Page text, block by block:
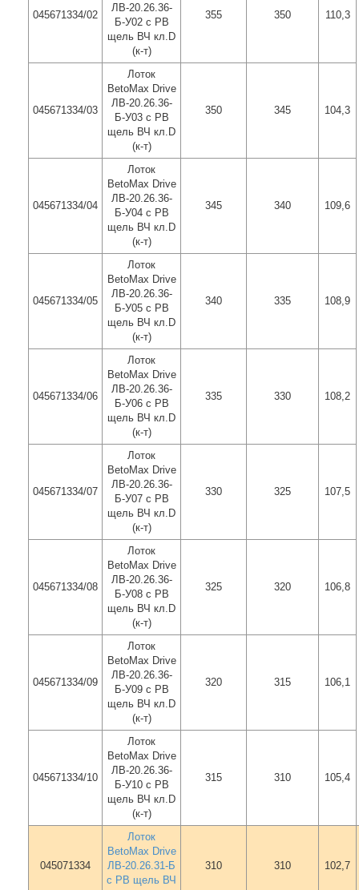
045671334/02
ЛВ-20.26.36-
Б-У02 с РВ
щель ВЧ кл.D
(к-т)
355 350 110,3
045671334/03
Лоток
BetoMax Drive
ЛВ-20.26.36-
Б-У03 с РВ
щель ВЧ кл.D
(к-т)
350 345 104,3
045671334/04
Лоток
BetoMax Drive
ЛВ-20.26.36-
Б-У04 с РВ
щель ВЧ кл.D
(к-т)
345 340 109,6
045671334/05
Лоток
BetoMax Drive
ЛВ-20.26.36-
Б-У05 с РВ
щель ВЧ кл.D
(к-т)
340 335 108,9
045671334/06
Лоток
BetoMax Drive
ЛВ-20.26.36-
Б-У06 с РВ
щель ВЧ кл.D
(к-т)
335 330 108,2
045671334/07
Лоток
BetoMax Drive
ЛВ-20.26.36-
Б-У07 с РВ
щель ВЧ кл.D
(к-т)
330 325 107,5
045671334/08
Лоток
BetoMax Drive
ЛВ-20.26.36-
Б-У08 с РВ
щель ВЧ кл.D
(к-т)
325 320 106,8
045671334/09
Лоток
BetoMax Drive
ЛВ-20.26.36-
Б-У09 с РВ
щель ВЧ кл.D
(к-т)
320 315 106,1
045671334/10
Лоток
BetoMax Drive
ЛВ-20.26.36-
Б-У10 с РВ
щель ВЧ кл.D
(к-т)
315 310 105,4
045071334
Лоток
BetoMax Drive
ЛВ-20.26.31-Б
с РВ щель ВЧ
310 310 102,7